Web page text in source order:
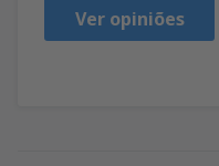
Ver opiniões